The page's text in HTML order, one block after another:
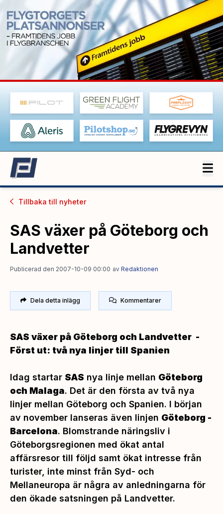
Tillbaka till nyheter
SAS växer på Göteborg och
Landvetter
Publicerad den 2007-10-09 00:00 av Redaktionen
Dela detta inlägg Kommentarer
SAS växer på Göteborg och Landvetter -
Först ut: två nya linjer till Spanien
Idag startar SAS nya linje mellan Göteborg
och Malaga. Det är den första av två nya
linjer mellan Göteborg och Spanien. I början
av november lanseras även linjen Göteborg -
Barcelona. Blomstrande näringsliv i
Göteborgsregionen med ökat antal
affärsresor till följd samt ökat intresse från
turister, inte minst från Syd- och
Mellaneuropa är några av anledningarna för
den ökade satsningen på Landvetter.